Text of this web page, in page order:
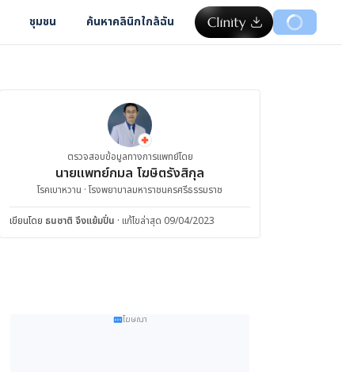
ชุมชน ค้นหาคลินิกใกล้ฉัน
ตรวจสอบข้อมูลทางการแพทย์โดย
นายแพทย์กมล โฆษิตรังสิกุล
โรคเบาหวาน · โรงพยาบาลมหาราชนครศรีธรรมราช
เขียนโดย ธนชาติ จึงแย้มปิ่น · แก้ไขล่าสุด 09/04/2023
โฆษณา